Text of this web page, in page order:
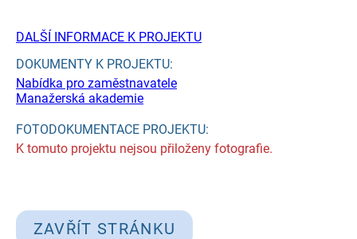
DALŠÍ INFORMACE K PROJEKTU
DOKUMENTY K PROJEKTU:
Nabídka pro zaměstnavatele
Manažerská akademie
FOTODOKUMENTACE PROJEKTU:
K tomuto projektu nejsou přiloženy fotografie.
ZAVŘÍT STRÁNKU